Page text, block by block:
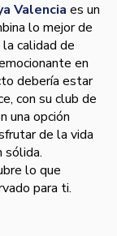
Valencia es un
lo mejor de
calidad de
en
debería estar
con su club de
una opción
de la vida
sólida.
lo que
para ti.